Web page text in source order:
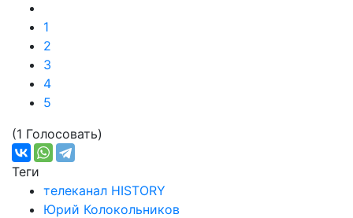
1
2
3
4
5
(1 Голосовать)
Теги
телеканал HISTORY
Юрий Колокольников